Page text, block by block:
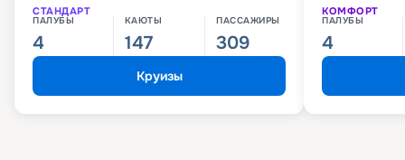
СТАНДАРТ
ПАЛУБЫ
4
КАЮТЫ
147
ПАССАЖИРЫ
309
Круизы
КОМФОРТ
ПАЛУБЫ
4